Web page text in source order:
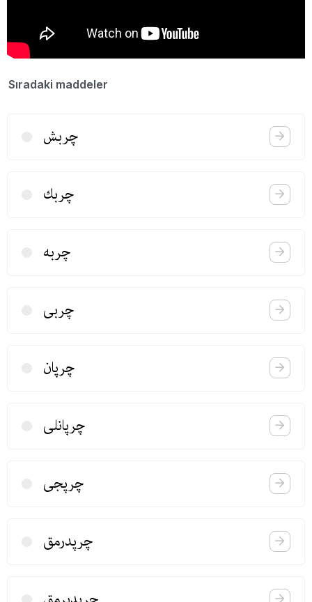
Sıradaki maddeler
چربش
چربك
چربه
چربی
چرپان
چرپانلی
چرپجی
چرپدرمق